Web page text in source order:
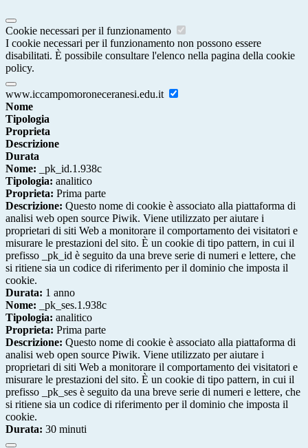
Cookie necessari per il funzionamento
I cookie necessari per il funzionamento non possono essere
disabilitati. È possibile consultare l'elenco nella pagina della cookie
policy.
www.iccampomoroneceranesi.edu.it
Nome
Tipologia
Proprieta
Descrizione
Durata
Nome: _pk_id.1.938c
Tipologia: analitico
Proprieta: Prima parte
Descrizione: Questo nome di cookie è associato alla piattaforma di
analisi web open source Piwik. Viene utilizzato per aiutare i
proprietari di siti Web a monitorare il comportamento dei visitatori e
misurare le prestazioni del sito. È un cookie di tipo pattern, in cui il
prefisso _pk_id è seguito da una breve serie di numeri e lettere, che
si ritiene sia un codice di riferimento per il dominio che imposta il
cookie.
Durata: 1 anno
Nome: _pk_ses.1.938c
Tipologia: analitico
Proprieta: Prima parte
Descrizione: Questo nome di cookie è associato alla piattaforma di
analisi web open source Piwik. Viene utilizzato per aiutare i
proprietari di siti Web a monitorare il comportamento dei visitatori e
misurare le prestazioni del sito. È un cookie di tipo pattern, in cui il
prefisso _pk_ses è seguito da una breve serie di numeri e lettere, che
si ritiene sia un codice di riferimento per il dominio che imposta il
cookie.
Durata: 30 minuti